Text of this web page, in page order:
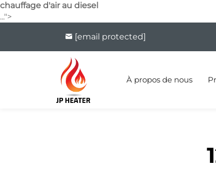
chauffage d'air au diesel
...">
[email protected]
À propos de nous